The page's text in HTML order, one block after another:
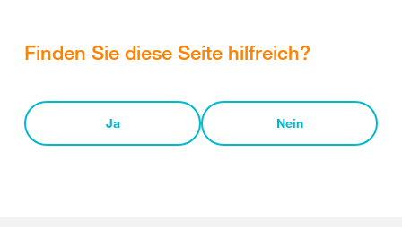
Finden Sie diese Seite hilfreich?
Ja Nein